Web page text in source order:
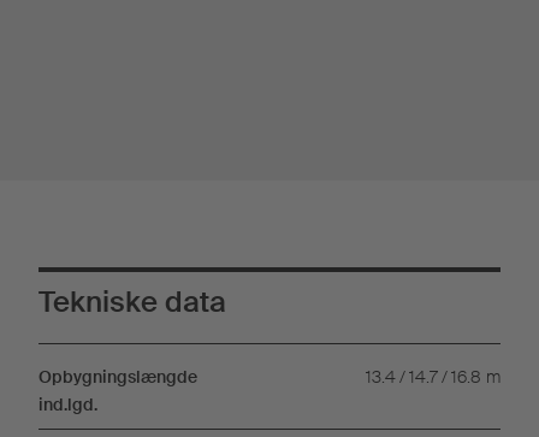
Tekniske data
Opbygningslængde
ind.lgd.
13.4 / 14.7 / 16.8 m